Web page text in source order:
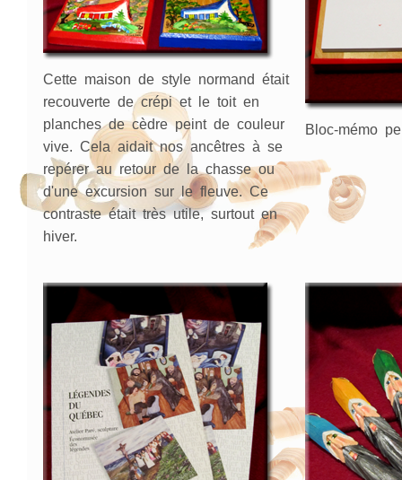
Cette maison de style normand était
recouverte de crépi et le toit en
planches de cèdre peint de couleur
vive. Cela aidait nos ancêtres à se
repérer au retour de la chasse ou
d'une excursion sur le fleuve. Ce
contraste était très utile, surtout en
hiver.
Bloc-mémo